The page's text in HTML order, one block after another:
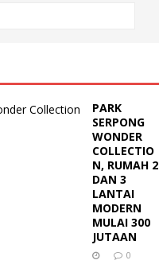
PARK
SERPONG
WONDER
COLLECTIO
N, RUMAH 2
DAN 3
LANTAI
MODERN
MULAI 300
JUTAAN
0